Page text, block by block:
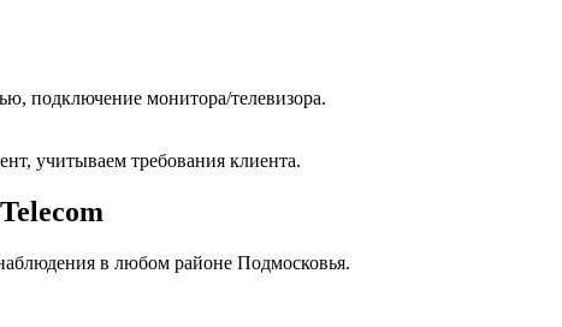
подключение монитора/телевизора.
учитываем требования клиента.
в любом районе Подмосковья.